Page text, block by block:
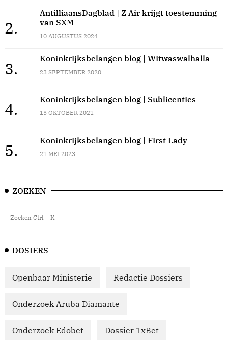
2.
AntilliaansDagblad | Z Air krijgt toestemming
van SXM
10 AUGUSTUS 2024
3.
Koninkrijksbelangen blog | Witwaswalhalla
23 SEPTEMBER 2020
4.
Koninkrijksbelangen blog | Sublicenties
13 OKTOBER 2021
5.
Koninkrijksbelangen blog | First Lady
21 MEI 2023
ZOEKEN
DOSIERS
Openbaar Ministerie Redactie Dossiers
Onderzoek Aruba Diamante
Onderzoek Edobet Dossier 1xBet